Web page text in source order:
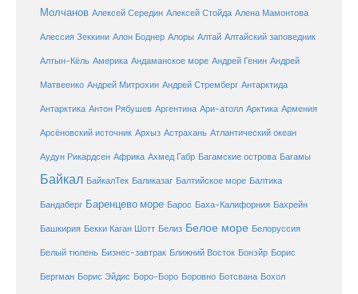
Молчанов Алексей Середин Алексей Стойда Алена Мамонтова
Алессия Зеккини Алон Боднер Алоры Алтай Алтайский заповедник
Алтын-Кёль Америка Андаманское море Андрей Генин Андрей
Матвеенко Андрей Митрохин Андрей Стремберг Антарктида
Антарктика Антон Рябушев Аргентина Ари-атолл Арктика Армения
Арсёновский источник Архыз Астрахань Атлантический океан
Аудун Рикардсен Африка Ахмед Габр Багамские острова Багамы
Байкал БайкалТек Баликазаг Балтийское море Балтика
Бандаберг Баренцево море Барос Баха-Калифорния Бахрейн
Башкирия Бекки Каган Шотт Белиз Белое море Белоруссия
Белый тюлень Бизнес-завтрак Ближний Восток Бонэйр Борис
Бергман Борис Эйдис Боро-Боро Боровно Ботсвана Бохол